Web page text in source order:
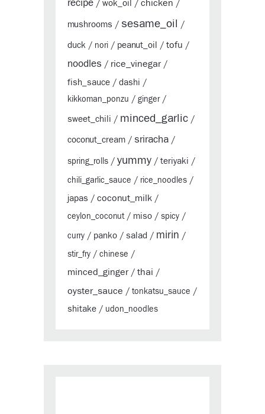
recipe / wok_oil / chicken /
mushrooms / sesame_oil /
duck / nori / peanut_oil / tofu /
noodles / rice_vinegar/
fish_sauce / dashi /
kikkoman_ponzu / ginger/
sweet_chili / minced_garlic /
coconut_cream / sriracha /
spring_rolls / yummy / teriyaki /
chili_garlic_sauce / rice_noodles /
japas / coconut_milk /
ceylon_coconut / miso / spicy /
curry / panko / salad / mirin /
stir_fry / chinese /
minced_ginger/ thai /
oyster_sauce / tonkatsu_sauce /
shitake / udon_noodles